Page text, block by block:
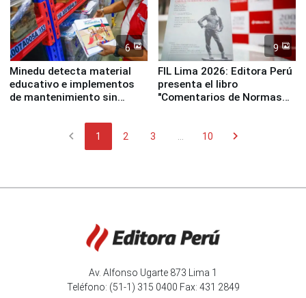
6
Minedu detecta material
educativo e implementos
de mantenimiento sin
9
FIL Lima 2026: Editora Perú
presenta el libro
"Comentarios de Normas
chevron_left 1 2 3 10 chevron_right
Av. Alfonso Ugarte 873 Lima 1
Teléfono: (51-1) 315 0400 Fax: 431 2849